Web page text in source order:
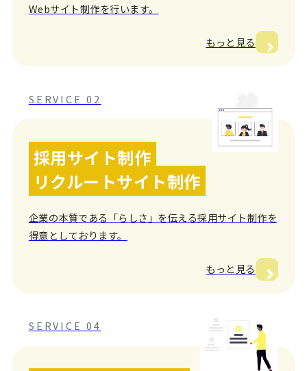
Webサイト制作を行います。
もっと見る
SERVICE 02
採用サイト制作
リクルートサイト制作
企業の本質である「らしさ」を伝える採用サイト制作を
得意としております。
もっと見る
SERVICE 04